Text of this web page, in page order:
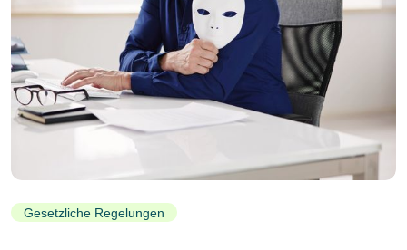
Gesetzliche Regelungen